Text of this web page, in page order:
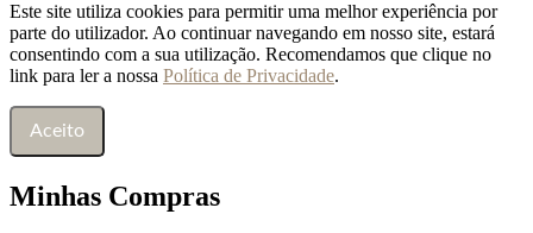
Este site utiliza cookies para permitir uma melhor experiência por
parte do utilizador. Ao continuar navegando em nosso site, estará
consentindo com a sua utilização. Recomendamos que clique no
link para ler a nossa Política de Privacidade.
Aceito
Minhas Compras